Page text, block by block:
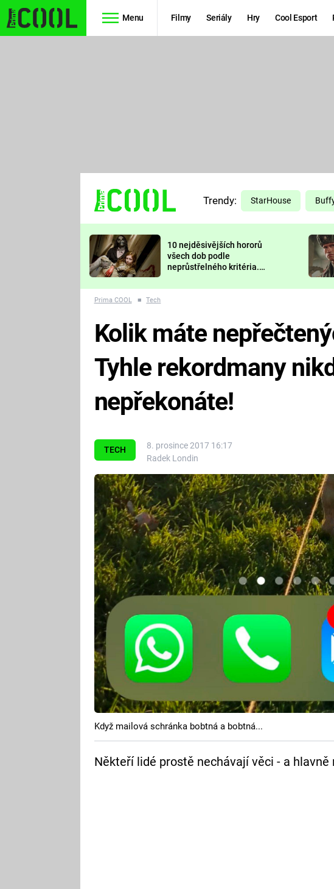
Menu Filmy Seriály Hry Cool Esport
TŘESKU
FUTURAMA
PREDÁTOR
Trendy: StarHouse
10 nejděsivějších hororů
všech dob podle
neprůstřelného kritéria.
nejvíc zvednou tep?
Prima COOL ■ Tech
TECH
8. prosince 2017 16:17
Radek Londin
Kolik máte
Tyhle rekordmany
nepřekonáte!
Když mailová schránka bobtná a bobtná...
Někteří lidé prostě nechávají věci - a hlavně